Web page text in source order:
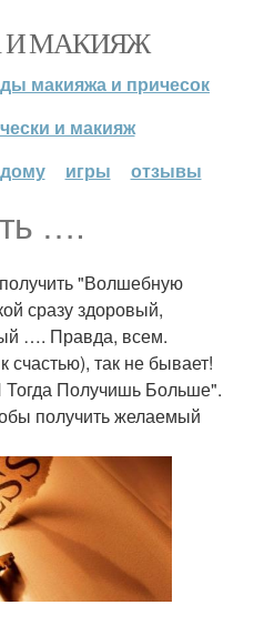
И МАКИЯЖ
макияжа и причесок
и макияж
игры отзывы
….
"Волшебную
сразу здоровый,
…. Правда, всем.
так не бывает!
Тогда Получишь Больше".
получить желаемый